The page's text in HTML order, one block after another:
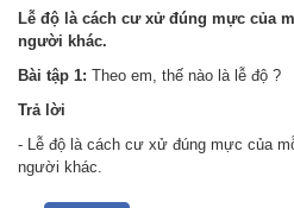
Lễ độ là cách cư xử đúng mực của
người khác.
Bài tập 1: Theo em, thế nào là lễ độ ?
Trảlời
- Lễ độ là cách cư xử đúng mực của
người khác.